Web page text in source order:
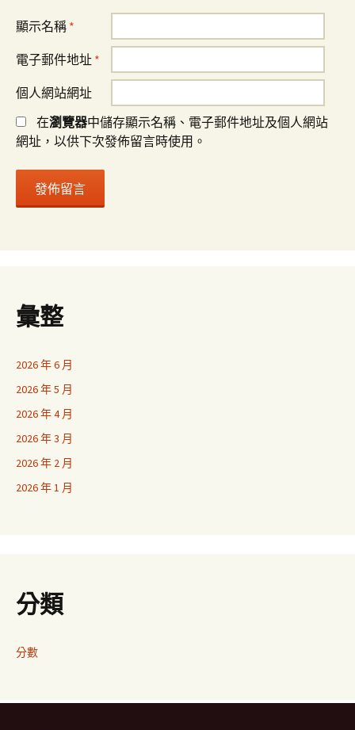
顯示名稱 *
電子郵件地址 *
個人網站網址
在瀏覽器中儲存顯示名稱、電子郵件地址及個人網站
網址，以供下次發佈留言時使用。
彙整
2026 年 6 月
2026 年 5 月
2026 年 4 月
2026 年 3 月
2026 年 2 月
2026 年 1 月
分類
分數